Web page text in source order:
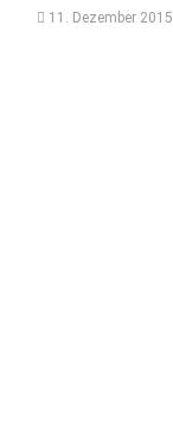
11. Dezember 2015